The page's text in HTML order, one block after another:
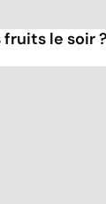
le soir ?